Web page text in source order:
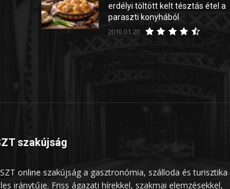
erdélyi töltött kelt tésztás étel a
paraszti konyhából
2010.01.20.
szakújság
online szakújság a gasztronómia, szálloda és turisztika
iránytűje. Friss ágazati hírekkel, szakmai elemzésekkel,